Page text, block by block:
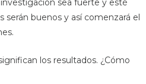
serán buenos y así comenzará el
los resultados. ¿Cómo